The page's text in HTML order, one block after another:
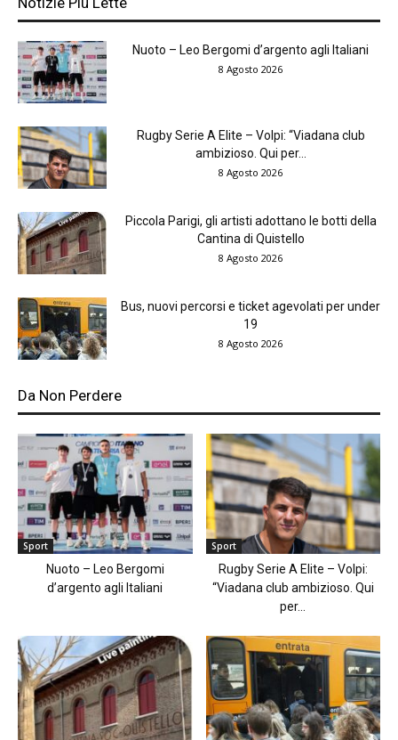
Nuoto – Leo Bergomi d’argento agli Italiani
8 Agosto 2026
Rugby Serie A Elite – Volpi: “Viadana club
ambizioso. Qui per...
8 Agosto 2026
Piccola Parigi, gli artisti adottano le botti della
Cantina di Quistello
8 Agosto 2026
Bus, nuovi percorsi e ticket agevolati per under
19
8 Agosto 2026
Da Non Perdere
Sport
Nuoto – Leo Bergomi
d’argento agli Italiani
Sport
Rugby Serie A Elite – Volpi:
“Viadana club ambizioso. Qui
per...